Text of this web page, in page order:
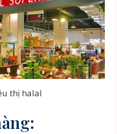
thị halal